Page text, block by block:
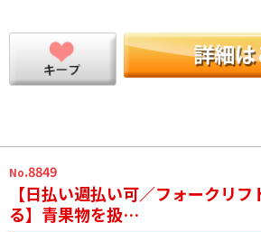
No.8849
【日払い週払い可／フォークリ
る】青果物を扱…